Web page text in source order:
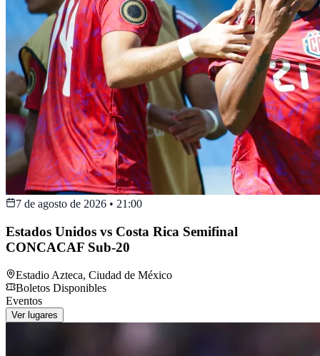
7 de agosto de 2026 • 21:00
Estados Unidos vs Costa Rica Semifinal
CONCACAF Sub-20
Estadio Azteca, Ciudad de México
Boletos Disponibles
Eventos
Ver lugares